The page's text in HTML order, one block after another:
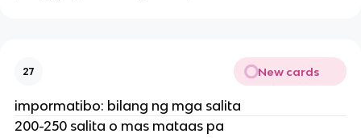
27 New cards
impormatibo: bilang ng mga salita
200-250 salita o mas mataas pa